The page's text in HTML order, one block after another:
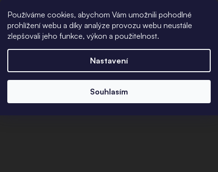
Používáme cookies, abychom Vám umožnili pohodlné
prohlížení webu a díky analýze provozu webu neustále
zlepšovali jeho funkce, výkon a použitelnost.
Nastavení
Souhlasím